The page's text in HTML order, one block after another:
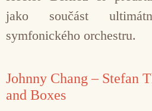
jako součást
symfonického orchestru.
Johnny Chang – Stefan
and Boxes